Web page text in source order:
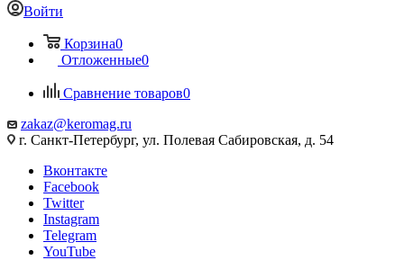
Войти
Корзина0
Отложенные0
Сравнение товаров0
zakaz@keromag.ru
г. Санкт-Петербург, ул. Полевая Сабировская, д. 54
Вконтакте
Facebook
Twitter
Instagram
Telegram
YouTube